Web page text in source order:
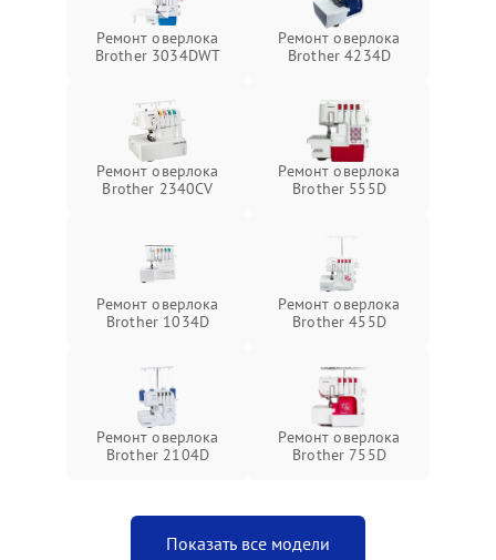
Ремонт оверлока
Brother 3034DWT
Ремонт оверлока
Brother 4234D
Ремонт оверлока
Brother 2340CV
Ремонт оверлока
Brother 555D
Ремонт оверлока
Brother 1034D
Ремонт оверлока
Brother 455D
Ремонт оверлока
Brother 2104D
Ремонт оверлока
Brother 755D
Показать все модели